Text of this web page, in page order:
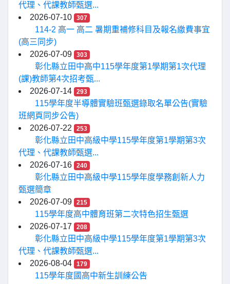
代理、代課教師甄選...
2026-07-10
307
114-2 高一 高二 暑期重補修科目及報名繳費事宜
(高三同步)
2026-07-09
303
彰化縣立田中高中115學年度第1學期第1次代理
(課)教師第4次招考甄...
2026-07-14
293
115學年度半導體實驗班甄選錄取名單公告(實驗
班網頁同步公告)
2026-07-22
253
彰化縣立田中高級中學115學年度第1學期第3次
代理、代課教師甄選...
2026-07-16
240
彰化縣立田中高級中學115學年度學務創新人力
甄選簡章
2026-07-09
215
115學年度高中體育班第二次特色招生甄選
2026-07-17
208
彰化縣立田中高級中學115學年度第1學期第3次
代理、代課教師甄選...
2026-08-04
179
115學年度國高中新生訓練公告